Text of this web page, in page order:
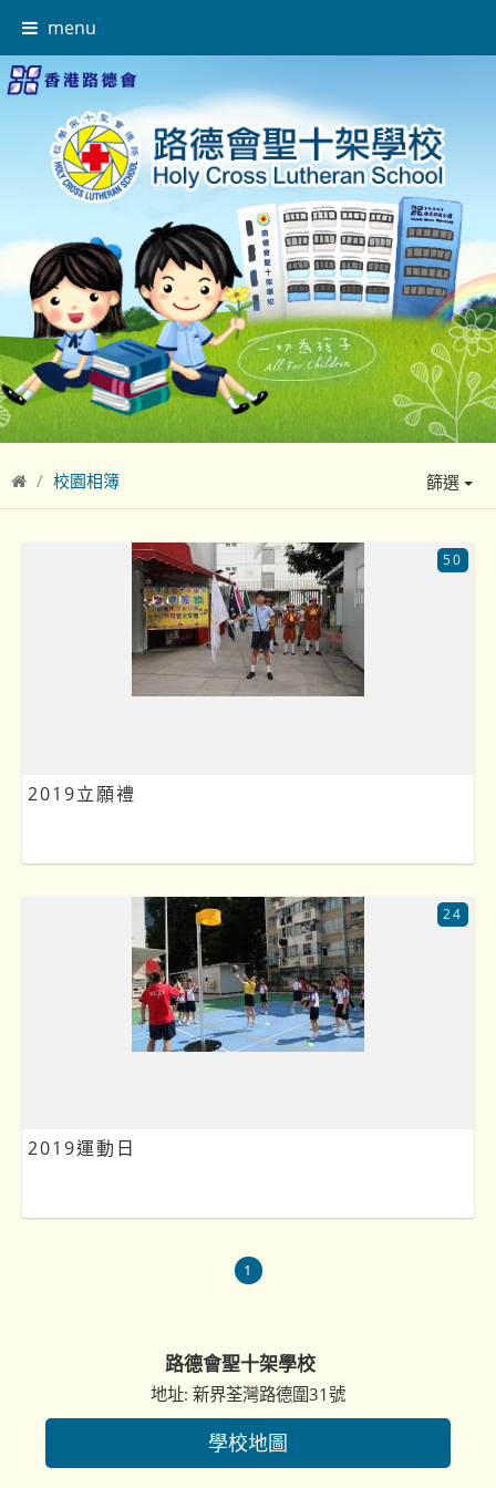
menu
校園相簿 篩選
2019立願禮
50
2019運動日
24
1
路德會聖十架學校
地址: 新界荃灣路德圍31號
學校地圖